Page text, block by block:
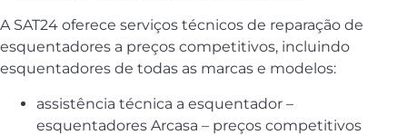
A SAT24 oferece serviços técnicos de reparação de
esquentadores a preços competitivos, incluindo
esquentadores de todas as marcas e modelos:
assistência técnica a esquentador –
esquentadores Arcasa – preços competitivos